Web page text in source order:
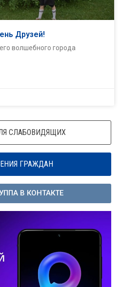
Друзей!
волшебного города
СЛАБОВИДЯЩИХ
ГРАЖДАН
В КОНТАКТЕ